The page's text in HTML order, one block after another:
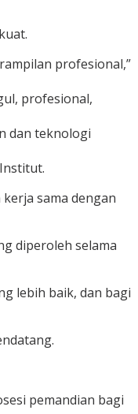
profesional,”
profesional,
dan teknologi
sama dengan
diperoleh selama
lebih baik, dan bagi
pemandian bagi